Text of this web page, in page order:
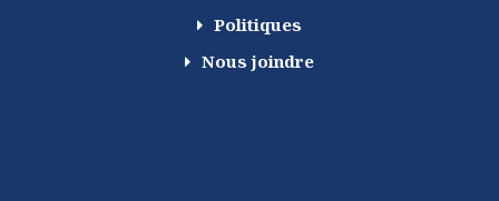
Politiques
Nous joindre